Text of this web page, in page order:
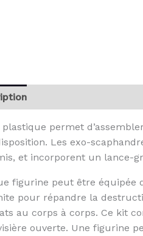
plastique permet
Les exo-
et incorporent un lance-
figurine peut être équipée
pour répandre la
au corps à corps. Ce kit
ouverte. Une figurine